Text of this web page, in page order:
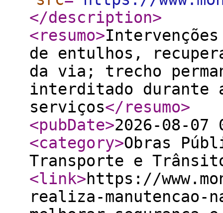
</description>
<resumo>
de entulhos,
da via; trecho
interditado durante
serviços</resumo>
<pubDate>2026-08-07
<category>Obras
Transporte e
<link>https://
realiza-manutencao-